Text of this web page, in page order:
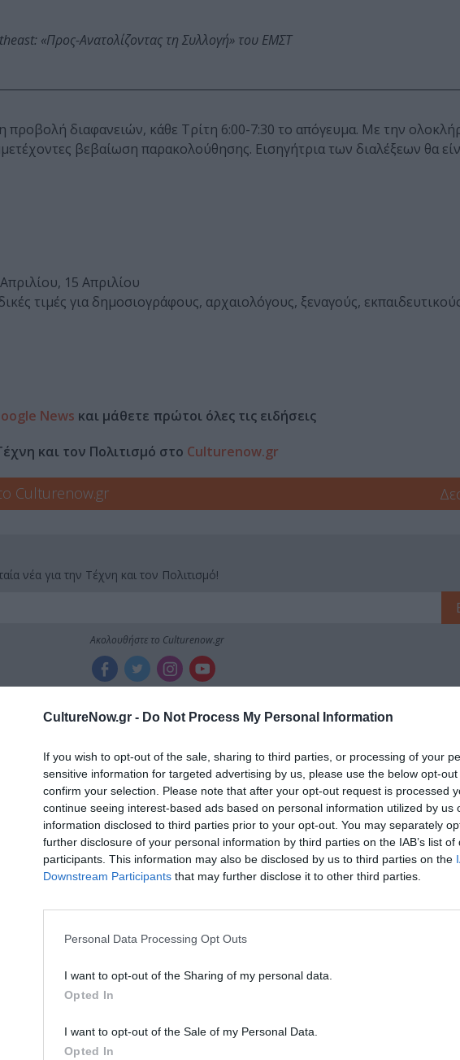
CultureNow.gr - Do Not Process My Personal Information
If you wish to opt-out of the sale, sharing to third parties, or processing of your
sensitive information for targeted advertising by us, please use the below opt-
confirm your selection. Please note that after your opt-out request is processed
continue seeing interest-based ads based on personal information utilized by us
information disclosed to third parties prior to your opt-out. You may separately
further disclosure of your personal information by third parties on the IAB’s list of
participants. This information may also be disclosed by us to third parties on the
Downstream Participants that may further disclose it to other third parties.
Personal Data Processing Opt Outs
I want to opt-out of the Sharing of my personal data.
Opted In
I want to opt-out of the Sale of my Personal Data.
Opted In
«Προς-Ανατολίζοντας τη Συλλογή» του ΕΜΣΤ
προβολή διαφανειών, κάθε Τρίτη 6:00-7:30 το απόγευμα. Με την
βεβαίωση παρακολούθησης. Εισηγήτρια των διαλέξεων θα
15 Απριλίου
τιμές για δημοσιογράφους, αρχαιολόγους, ξεναγούς,
News και μάθετε πρώτοι όλες τις ειδήσεις
και τον Πολιτισμό στο Culturenow.gr
Culturenow.gr
νέα για την Τέχνη και τον Πολιτισμό!
Ακολουθήστε το Culturenow.gr
Δημοφιλή Άρθρα
στη Στέγη – Με
Θεοδώρα, Αυτοκράτειρα του Βυζαντίου: Η
ελληνική όπερα του Θεόδωρου Στάθη στο